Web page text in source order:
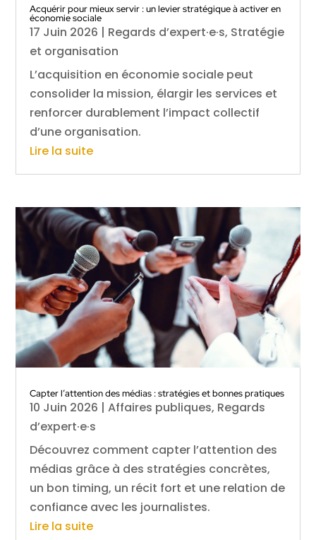
Acquérir pour mieux servir : un levier stratégique à activer en
économie sociale
17 Juin 2026 | Regards d’expert·e·s, Stratégie
et organisation
L’acquisition en économie sociale peut
consolider la mission, élargir les services et
renforcer durablement l’impact collectif
d’une organisation.
Lire la suite
Capter l’attention des médias : stratégies et bonnes pratiques
10 Juin 2026 |Affaires publiques, Regards
d’expert·e·s
Découvrez comment capter l’attention des
médias grâce à des stratégies concrètes,
un bon timing, un récit fort et une relation de
confiance avec les journalistes.
Lire la suite